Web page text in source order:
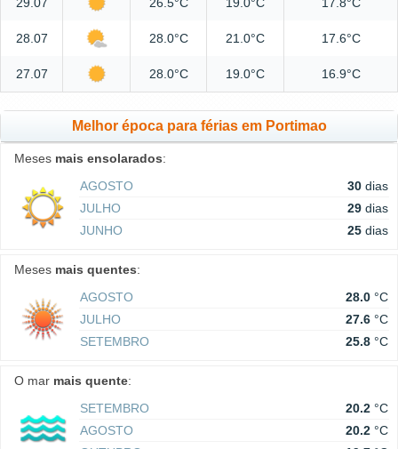
29.07 26.5°C 19.0°C 17.8°C
28.07 28.0°C 21.0°C 17.6°C
27.07 28.0°C 19.0°C 16.9°C
Melhor época para férias em Portimao
Meses mais ensolarados:
AGOSTO
30 dias
JULHO
29 dias
JUNHO
25 dias
Meses mais quentes:
AGOSTO
28.0 °C
JULHO
27.6 °C
SETEMBRO
25.8 °C
O mar mais quente:
SETEMBRO
20.2 °C
AGOSTO
20.2 °C